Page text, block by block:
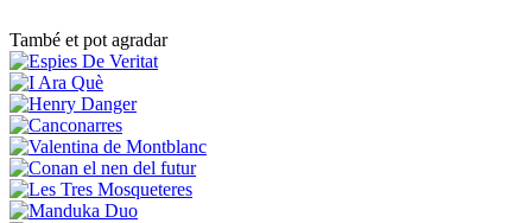
També et pot agradar